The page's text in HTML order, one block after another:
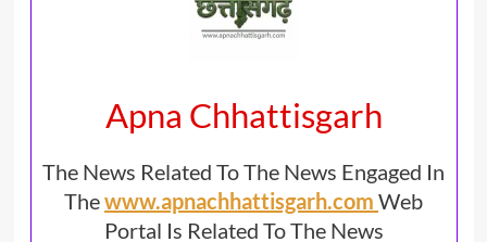
Apna Chhattisgarh
The News Related To The News Engaged In
Thewww.apnachhattisgarh.com Web
Portal Is Related To The News